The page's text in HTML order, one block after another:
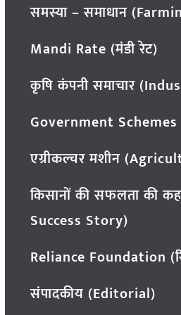
समस्या – समाधान
Mandi Rate (मंडी रेट)
कृषि कंपनी समाचार
Government Schemes
एग्रीकल्चर मशीन
किसानों की सफलता की
Success Story)
Reliance Foundation
संपादकीय (Editorial)